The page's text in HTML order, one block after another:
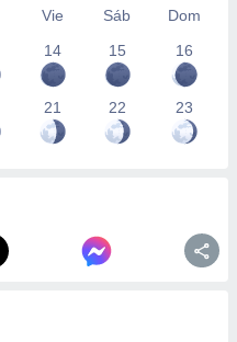
Vie Sáb
Dom
14 15 16
21 22 23